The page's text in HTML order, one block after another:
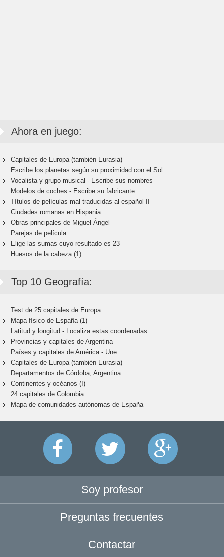
Ahora en juego:
Capitales de Europa (también Eurasia)
Escribe los planetas según su proximidad con el Sol
Vocalista y grupo musical - Escribe sus nombres
Modelos de coches - Escribe su fabricante
Títulos de películas mal traducidas al español II
Ciudades romanas en Hispania
Obras principales de Miguel Ángel
Parejas de película
Elige las sumas cuyo resultado es 23
Huesos de la cabeza (1)
Top 10 Geografía:
Test de 25 capitales de Europa
Mapa físico de España (1)
Latitud y longitud - Localiza estas coordenadas
Provincias y capitales de Argentina
Países y capitales de América - Une
Capitales de Europa (también Eurasia)
Departamentos de Córdoba, Argentina
Continentes y océanos (I)
24 capitales de Colombia
Mapa de comunidades autónomas de España
Soy profesor
Preguntas frecuentes
Contactar